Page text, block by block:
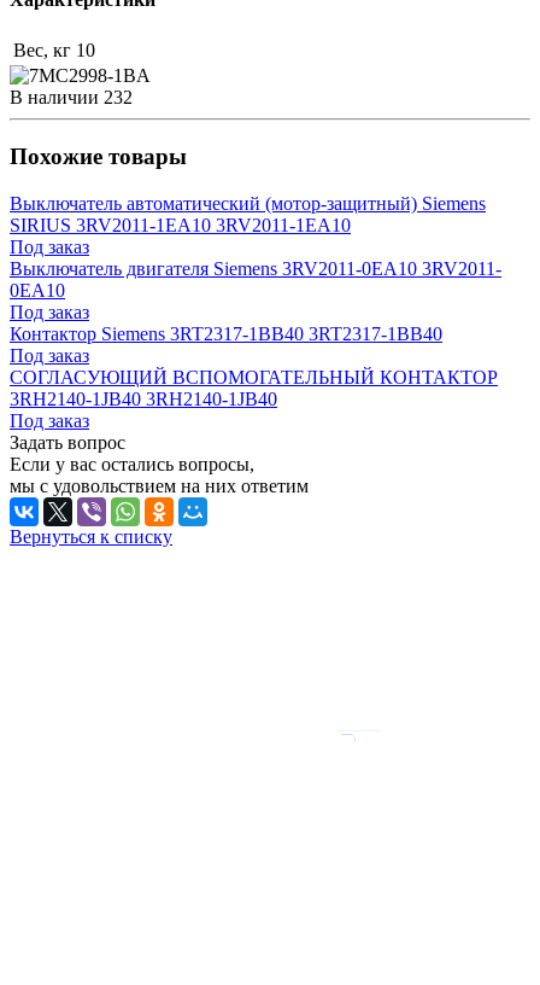
Вес, кг 10
В наличии 232
Похожие товары
Выключатель автоматический (мотор-защитный) Siemens
SIRIUS 3RV2011-1EA10 3RV2011-1EA10
Под заказ
Выключатель двигателя Siemens 3RV2011-0EA10 3RV2011-
0EA10
Под заказ
Контактор Siemens 3RT2317-1BB40 3RT2317-1BB40
Под заказ
СОГЛАСУЮЩИЙ ВСПОМОГАТЕЛЬНЫЙ КОНТАКТОР
3RH2140-1JB40 3RH2140-1JB40
Под заказ
Задать вопрос
Если у вас остались вопросы,
мы с удовольствием на них ответим
Вернуться к списку